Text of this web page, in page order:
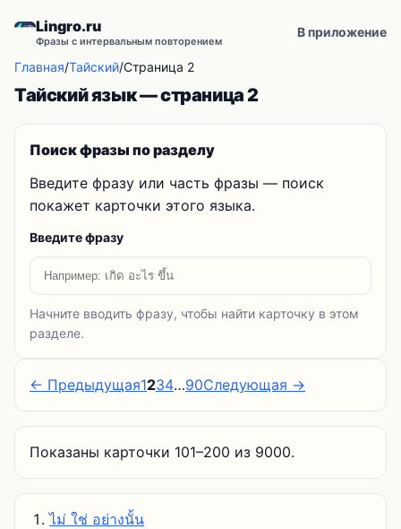
Lingro.ru
Фразы с интервальным повторением
В приложение
Главная/Тайский/Страница 2
Тайский язык — страница 2
Поиск фразы по разделу
Введите фразу или часть фразы — поиск
покажет карточки этого языка.
Введите фразу
Начните вводить фразу, чтобы найти карточку в этом
разделе.
← Предыдущая1234…90Следующая →
Показаны карточки 101–200 из 9000.
ไม่ ใช่ อย่างนั้น